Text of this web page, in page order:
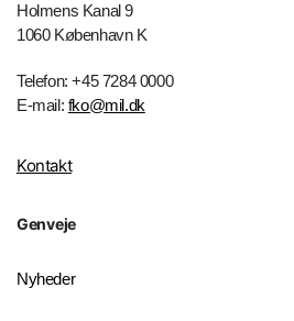
Holmens Kanal 9
1060 København K
Telefon: +45 7284 0000
E-mail: fko@mil.dk
Kontakt
Genveje
Nyheder